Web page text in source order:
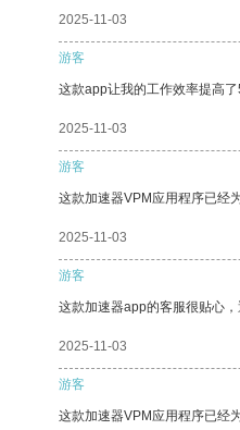
2025-11-03
游客
这款app让我的工作效率提高
2025-11-03
游客
这款加速器VPM应用程序已经
2025-11-03
游客
这款加速器app的客服很贴心
2025-11-03
游客
这款加速器VPM应用程序已经